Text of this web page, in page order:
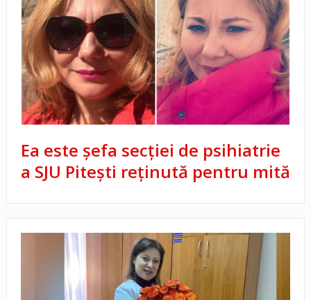
Ea este șefa secției de psihiatrie
a SJU Pitești reținută pentru mită